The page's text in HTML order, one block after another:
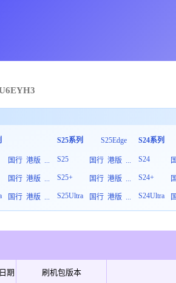
6EYH3
国行 港版 ...
国行 港版 ...
国行 港版 ...
S25系列 S25Edge
S25 国行 港版 ...
S25+
国行 港版 ...
S25Ultra
国行 港版 ...
S24系列
S24
S24+
S24Ultra
期 刷机包版本